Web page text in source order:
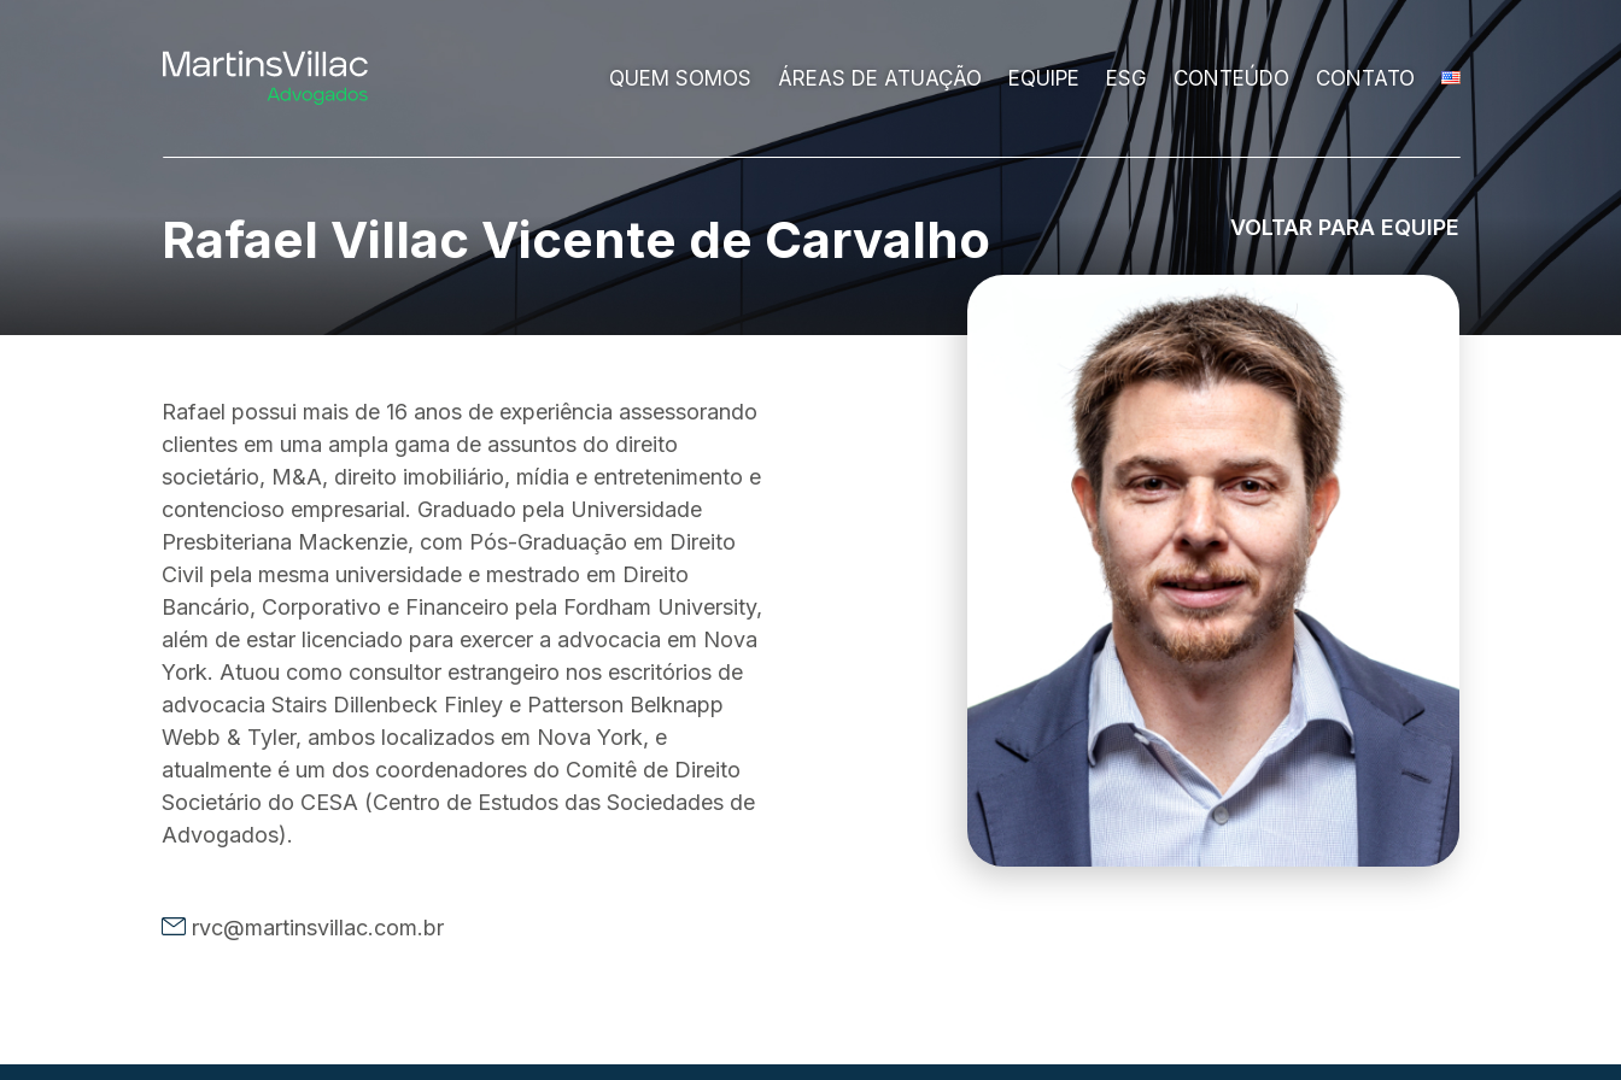
QUEM SOMOS ÁREAS DE ATUAÇÃO EQUIPE ESG CONTEÚDO CONTATO
Rafael Villac Vicente de Carvalho VOLTAR PARA EQUIPE
Rafael possui mais de 16 anos de experiência assessorando
clientes em uma ampla gama de assuntos do direito
societário, M&A, direito imobiliário, mídia e entretenimento e
contencioso empresarial. Graduado pela Universidade
Presbiteriana Mackenzie, com Pós-Graduação em Direito
Civil pela mesma universidade e mestrado em Direito
Bancário, Corporativo e Financeiro pela Fordham University,
além de estar licenciado para exercer a advocacia em Nova
York. Atuou como consultor estrangeiro nos escritórios de
advocacia Stairs Dillenbeck Finley e Patterson Belknapp
Webb & Tyler, ambos localizados em Nova York, e
atualmente é um dos coordenadores do Comitê de Direito
Societário do CESA (Centro de Estudos das Sociedades de
Advogados).
rvc@martinsvillac.com.br